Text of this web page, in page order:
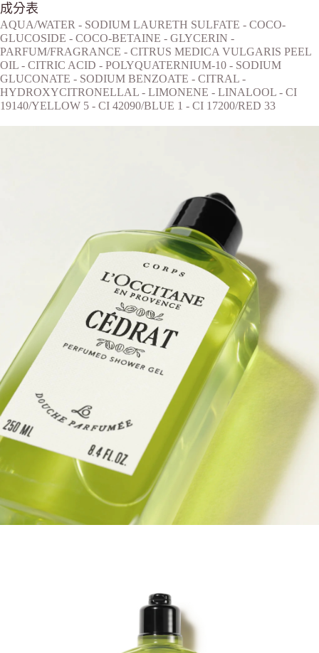
帳／街口支付／iPASS MONEY」等通路繳費。
【注意事項】
1.本服務係由「台灣大哥大股份有限公司」（以下簡稱本公司）所提供，讓
用戶於交易時，得透過本服務購買商品或服務，並由商店將買賣／分期付款
買賣價金債權讓與本公司後，依約使用本公司帳單繳交帳款。
2.基於同意付款使用「大哥付你分期」之契約關係目的，商店將以您的個人
資料（包含姓名、電話或地址）提供予台灣大哥大進項蒐集、處理及利用，
由本公司與您本人進行分期帳單所需資料之確認、核對及更正。
２．訂單成立數日內，您將收到繳費通知簡訊。
３．收到繳費通知簡訊後14天內，點擊此簡訊中的連結，可透過四大超商／
ATM／網路銀行／等多元方式進行付款，方視為交易完成。
※ 請注意：結帳手續完成當下不需立刻繳費，但若您需要取消訂單，請聯絡
購買商品的店家。未經商家同意取消之訂單仍視為有效，需透過AFTEE先享
後付繳納相關費用。
※ 交易是否成功請以「AFTEE先享後付 」之結帳頁面顯示為準，若有關於
是否繳費成功／繳費後需取消欲退款等相關疑問，請聯繫「AFTEE先享後付
３．未成年的使用者請事先徵得法定代理人或監護人之同意方可使用
「AFTEE先享後付」，若未經同意申辦者引起之損失，本公司不負相關責
４．使用「AFTEE先享後付」時，將依據個別帳號之用戶狀況，依本公司即
時審查核予不同之上限額度；若仍有額度不足之情形，本公司將視審查結果
請求用戶進行身份認證。
５．嚴禁一人註冊多個帳號或使用他人資訊註冊。若發現惡意使用之情形，
恩沛科技股份有限公司將有權停止該用戶之使用額度並採取法律行動。
每筆NT$70，滿NT$899(含以上)免運費
宅配
每筆NT$100，滿NT$1,000(含以上)免運費
京站台北店客服中心(1F星巴克旁) 即日起不提供京站紙袋，取件時
請自備購物袋，若需購買紙袋可現場詢問
免運費
成分表
AQUA/WATER - SODIUM LAURETH SULFATE - COCO-
GLUCOSIDE - COCO-BETAINE - GLYCERIN -
PARFUM/FRAGRANCE - CITRUS MEDICA VULGARIS PEEL
OIL - CITRIC ACID - POLYQUATERNIUM-10 - SODIUM
GLUCONATE - SODIUM BENZOATE - CITRAL -
HYDROXYCITRONELLAL - LIMONENE - LINALOOL - CI
19140/YELLOW 5 - CI 42090/BLUE 1 - CI 17200/RED 33